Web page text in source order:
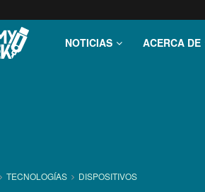
NOTICIAS ACERCA DE
TECNOLOGÍ­AS DISPOSITIVOS